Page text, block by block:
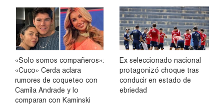
«Solo somos compañeros»:
«Cuco» Cerda aclara
rumores de coqueteo con
Camila Andrade y lo
comparan con Kaminski
Ex seleccionado nacional
protagonizó choque tras
conducir en estado de
ebriedad